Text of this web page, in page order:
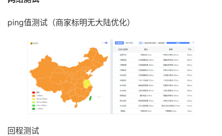
ping值测试（商家标明无大陆优化）
回程测试